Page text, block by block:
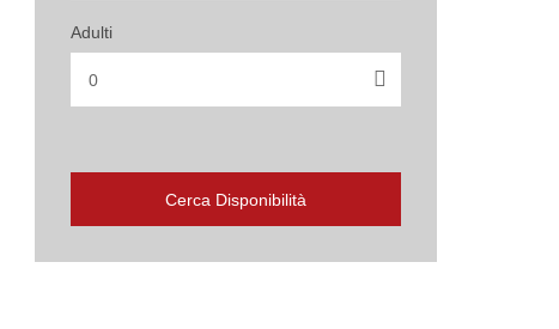
Adulti
Cerca Disponibilità